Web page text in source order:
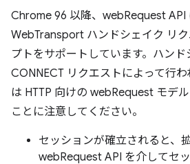
Chrome 96 以降、webRequest API
WebTransport ハンドシェイク リ
プトをサポートしています。ハンド
CONNECT リクエストによって行
は HTTP 向けの webRequest モデ
ことに注意してください。
セッションが確立されると、
webRequest API を介してセ